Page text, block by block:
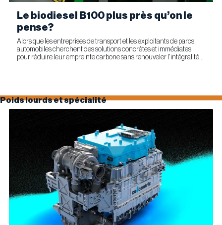
Le biodiesel B100 plus près qu’on le
pense?
Alors que les entreprises de transport et les exploitants de parcs
automobiles cherchent des solutions concrètes et immédiates
pour réduire leur empreinte carbone sans renouveler l'intégralité
Poids lourds et spécialité